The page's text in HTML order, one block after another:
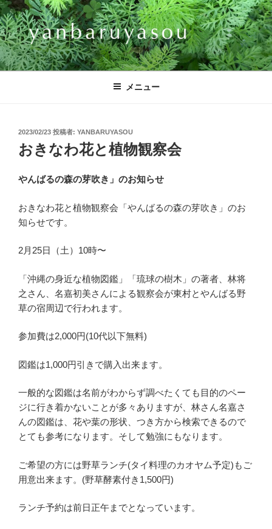
コ
ン
テ
ン
ツ
YANBARUYASOU
メニュー
投
稿
日:
2023/02/23 投稿者: YANBARUYASOU
おきなわ花と植物観察会
やんばるの森の芽吹き」のお知らせ
おきなわ花と植物観察会「やんばるの森の芽吹き」のお
知らせです。
2月25日（土）10時〜
「沖縄の身近な植物図鑑」「琉球の樹木」の著者、林将
之さん、名嘉初美さんによる観察会が東村とやんばる野
草の宿周辺で行われます。
参加費は2,000円(10代以下無料)
図鑑は1,000円引きで購入出来ます。
一般的な図鑑は名前がわからず調べたくても目的のペー
ジに行き着かないことが多々ありますが、林さん名嘉さ
んの図鑑は、花や葉の形状、つき方から検索できるので
とても参考になります。そして勉強にもなります。
ご希望の方には野草ランチ(タイ料理のカオヤム予定)もご
用意出来ます。(野草酵素付き1,500円)
ランチ予約は前日正午までとなっています。